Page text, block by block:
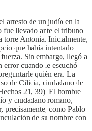
arresto de un judío en la
fue llevado ante el tribuno
torre Antonia. Inicialmente,
que había intentado
Sin embargo, llegó a
error cuando le escuchó
quién era. La
de Cilicia, ciudadano de
21, 39). El hombre
y ciudadano romano,
precisamente, como Pablo
de su nombre con